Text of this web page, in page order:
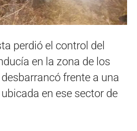
perdió el control del
en la zona de los
frente a una
en ese sector de